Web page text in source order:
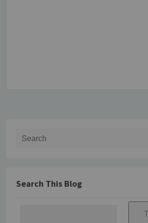
Search for:
Search This Blog